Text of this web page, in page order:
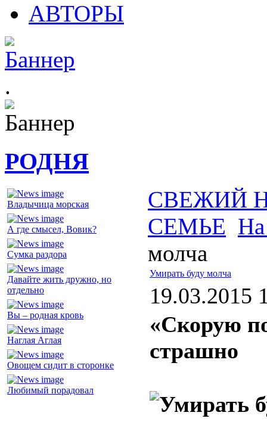
АВТОРЫ
.
РОДНЯ
Владычица морская
А где смысел, Вовик?
Сумка раздора
Давайте жить дружно, но
отдельно
Вы – родная кровь
Наглая Аглая
Овощем сидит в сторонке
Любимый порадовал
СВЕЖИЙ
СЕМЬЕ На
молча
Умирать буду молча
19.03.2015
«Скорую
страшно